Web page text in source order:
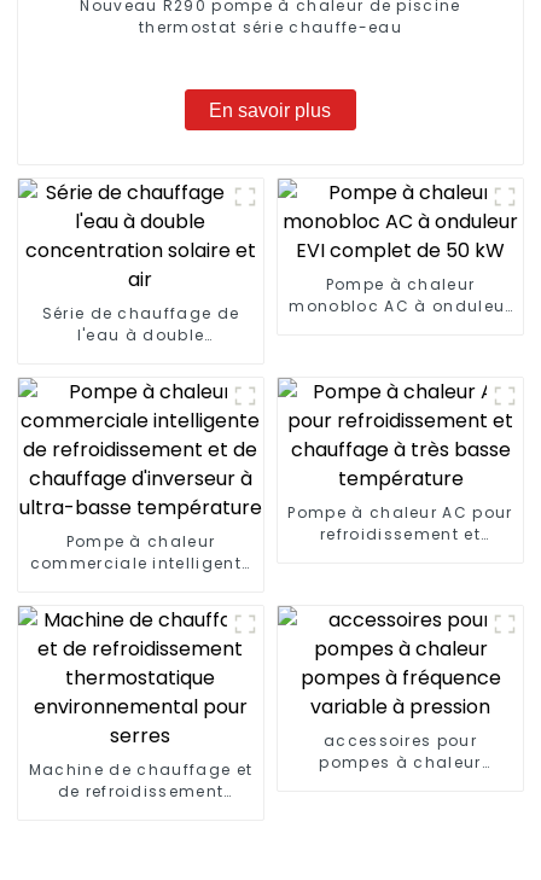
Nouveau R290 pompe à chaleur de piscine
thermostat série chauffe-eau
En savoir plus
Série de chauffage de
l'eau à double
air
Pompe à chaleur
monobloc AC à onduleur
Pompe à chaleur
commerciale intelligente
chauffage d'inverseur à
ultra-basse température
Pompe à chaleur AC pour
refroidissement et
Machine de chauffage et
de refroidissement
accessoires pour
pompes à chaleur